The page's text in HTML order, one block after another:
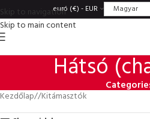
Skip to navigation
Skip to main content
euró (€) - EUR Magyar
Hátsó
Kezdőlap/ Kitámasztók